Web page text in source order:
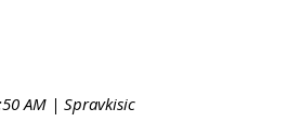
AM | Spravkisic